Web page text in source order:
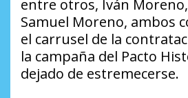
entre otros, Iván
Samuel Moreno, ambos
el carrusel de la
la campaña del Pacto
dejado de estremecerse.